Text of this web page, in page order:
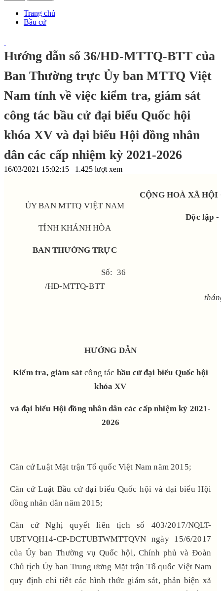
Trang chủ
Bầu cử
Hướng dẫn số 36/HD-MTTQ-BTT của
Ban Thường trực Ủy ban MTTQ Việt
Nam tỉnh về việc kiểm tra, giám sát
công tác bầu cử đại biểu Quốc hội
khóa XV và đại biểu Hội đồng nhân
dân các cấp nhiệm kỳ 2021-2026
16/03/2021 15:02:15 1.425 lượt xem
ỦY BAN MTTQ VIỆT NAM
TỈNH KHÁNH HÒA
BAN THƯỜNG TRỰC
Số: 36
/HD-MTTQ-BTT
CỘNG HOÀ XÃ
Độc lập -
HƯỚNG DẪN
Kiểm tra, giám sátcông tác bầu cử đại biểu Quốc hội
khóa XV
và đại biểu Hội đồng nhân dân các cấp nhiệm kỳ 2021-
2026
Căn cứ Luật Mặt trận Tổ quốc Việt Nam năm 2015;
Căn cứ Luật Bầu cử đại biểu Quốc hội và đại biểu Hội
đồng nhân dân năm 2015;
Căn cứ Nghị quyết liên tịch số 403/2017/NQLT-
UBTVQH14-CP-ĐCTUBTWMTTQVN ngày 15/6/2017
của Ủy ban Thường vụ Quốc hội, Chính phủ và Đoàn
Chủ tịch Ủy ban Trung ương Mặt trận Tổ quốc Việt Nam
quy định chi tiết các hình thức giám sát, phản biện xã